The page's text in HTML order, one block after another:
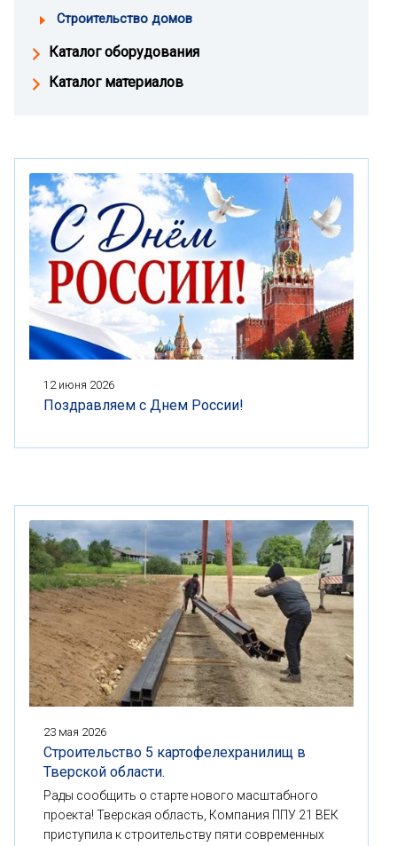
Строительство домов
Каталог оборудования
Каталог материалов
12 июня 2026
Поздравляем с Днем России!
23 мая 2026
Строительство 5 картофелехранилищ в
Тверской области.
Рады сообщить о старте нового масштабного
проекта! Тверская область, Компания ППУ 21 ВЕК
приступила к строительству пяти современных